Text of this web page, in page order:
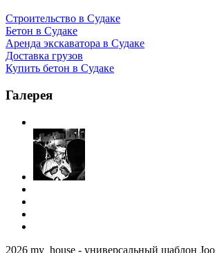
Строительство в Судаке
Бетон в Судаке
Аренда экскаватора в Судаке
Доставка грузов
Купить бетон в Судаке
Галерея
2026 my_house - универсальный шаблон